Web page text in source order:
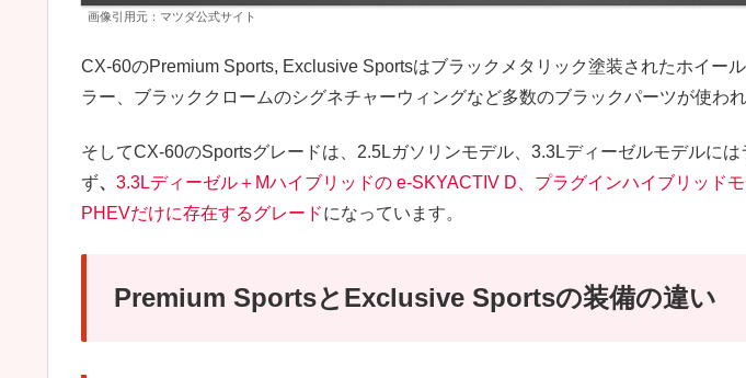
画像引用元：マツダ公式サイト
CX-60のPremium Sports, Exclusive Sportsはブラックメタリック塗装されたホイー
ラー、ブラッククロームのシグネチャーウィングなど多数のブラックパーツが使われ
そしてCX-60のSportsグレードは、2.5Lガソリンモデル、3.3Lディーゼルモデルに
ず、 3.3Lディーゼル＋Mハイブリッドの e-SKYACTIV D、プラグインハイブリッ
PHEVだけに存在するグレードになっています。
Premium SportsとExclusive Sportsの装備の違い